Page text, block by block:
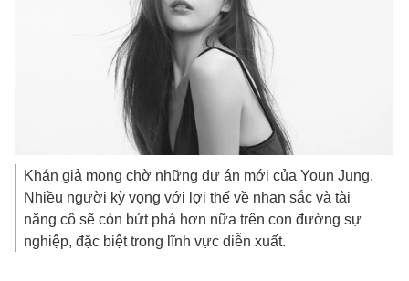
Khán giả mong chờ những dự án mới của Youn Jung.
Nhiều người kỳ vọng với lợi thế về nhan sắc và tài
năng cô sẽ còn bứt phá hơn nữa trên con đường sự
nghiệp, đặc biệt trong lĩnh vực diễn xuất.